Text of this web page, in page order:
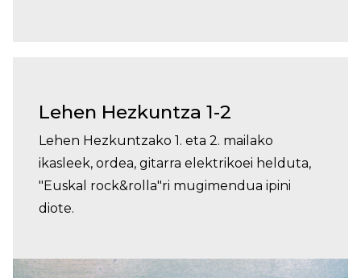
Lehen Hezkuntza 1-2
Lehen Hezkuntzako 1. eta 2. mailako
ikasleek, ordea, gitarra elektrikoei helduta,
"Euskal rock&rolla"ri mugimendua ipini
diote.